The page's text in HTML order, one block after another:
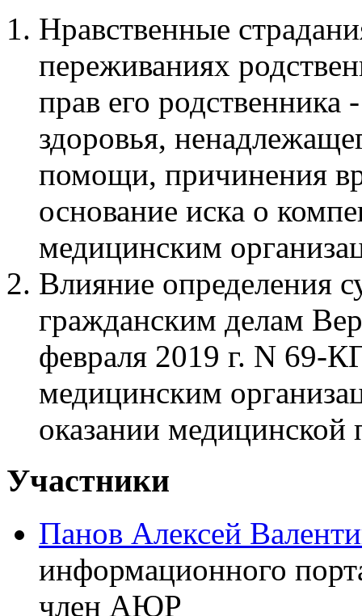
Нравственные
переживаниях
прав его
здоровья,
помощи, причинения
основание иска о
медицинским
Влияние определения
гражданским делам
февраля 2019 г. N 69-
медицинским
оказании
Участники
Панов Алексей
информационного
член АЮР